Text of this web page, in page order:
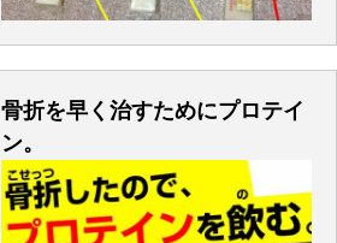
骨折を早く治すためにプロテイ
ン。